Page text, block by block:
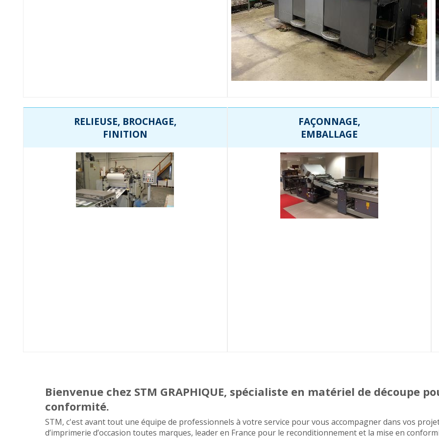
RELIEUSE, BROCHAGE,
FINITION
FAÇONNAGE,
EMBALLAGE
Bienvenue chez STM GRAPHIQUE, spécialiste en matériel de découpe
conformité.
STM, c'est avant tout une équipe de professionnels à votre service pour vous accompagner dans vos
d’imprimerie d’occasion toutes marques, leader en France pour le reconditionnement et la mise en